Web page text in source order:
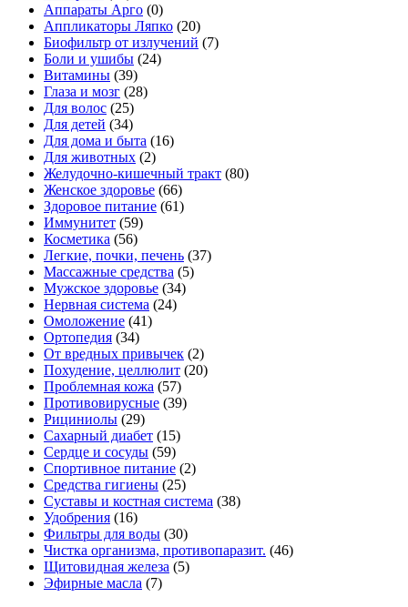
Аппараты Арго (0)
Аппликаторы Ляпко (20)
Биофильтр от излучений (7)
Боли и ушибы (24)
Витамины (39)
Глаза и мозг (28)
Для волос (25)
Для детей (34)
Для дома и быта (16)
Для животных (2)
Желудочно-кишечный тракт (80)
Женское здоровье (66)
Здоровое питание (61)
Иммунитет (59)
Косметика (56)
Легкие, почки, печень (37)
Массажные средства (5)
Мужское здоровье (34)
Нервная система (24)
Омоложение (41)
Ортопедия (34)
От вредных привычек (2)
Похудение, целлюлит (20)
Проблемная кожа (57)
Противовирусные (39)
Рициниолы (29)
Сахарный диабет (15)
Сердце и сосуды (59)
Спортивное питание (2)
Средства гигиены (25)
Суставы и костная система (38)
Удобрения (16)
Фильтры для воды (30)
Чистка организма, противопаразит. (46)
Щитовидная железа (5)
Эфирные масла (7)